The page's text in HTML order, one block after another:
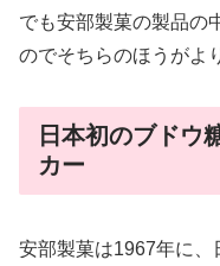
でも安部製菓の製品の
のでそちらのほうがよ
日本初のブドウ
カー
安部製菓は1967年に、